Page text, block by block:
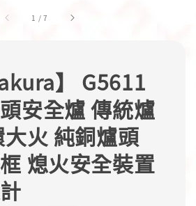
1 /7
】 G5611
安全爐 傳統爐
火 純銅爐頭
熄火安全裝置